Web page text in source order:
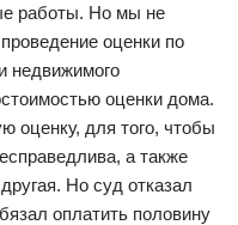
работы. Но мы не
оценки по
недвижимого
оценки дома.
оценку, для того, чтобы
а также
Но суд отказал
оплатить половину